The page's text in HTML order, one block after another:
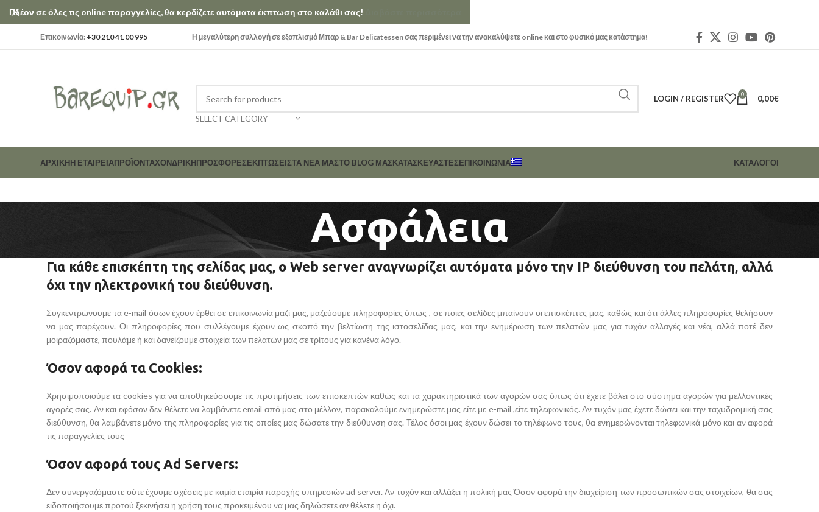
Επικοινωνία: +30 210 41 00 995 Η μεγαλύτερη συλλογή σε εξοπλισμό Μπαρ & Bar Delicatessen σας περιμένει να την ανακαλύψετε online και στο φυσικό μας κατάστημα!
SELECT CATEGORY
LOGIN / REGISTER 0 0,00€
ΑΡΧΙΚΗΗ ΕΤΑΙΡΕΊΑΠΡΟΪΟΝΤΑΧΟΝΔΡΙΚΗΠΡΟΣΦΟΡΕΣΕΚΠΤΏΣΕΙΣΤΑ ΝΕΑ ΜΑΣΤΟ BLOG ΜΑΣΚΑΤΑΣΚΕΥΑΣΤΈΣΕΠΙΚΟΙΝΩΝΊΑ ΚΑΤΑΛΟΓΟΙ
Ασφάλεια
Για κάθε επισκέπτη της σελίδας μας, ο Web server αναγνωρίζει αυτόματα μόνo την IP διεύθυνση του πελάτη, αλλά
όχι την ηλεκτρονική του διεύθυνση.
Συγκεντρώνουμε τα e-mail όσων έχουν έρθει σε επικοινωνία μαζί μας, μαζεύουμε πληροφορίες όπως , σε ποιες σελίδες μπαίνουν οι επισκέπτες μας, καθώς και ότι άλλες πληροφορίες θελήσουν
να μας παρέχουν. Οι πληροφορίες που συλλέγουμε έχουν ως σκοπό την βελτίωση της ιστοσελίδας μας, και την ενημέρωση των πελατών μας για τυχόν αλλαγές και νέα, αλλά ποτέ δεν
μοιραζόμαστε, πουλάμε ή και δανείζουμε στοιχεία των πελατών μας σε τρίτους για κανένα λόγο.
Όσον αφορά τα Cookies:
Χρησιμοποιούμε τα cookies για να αποθηκεύσουμε τις προτιμήσεις των επισκεπτών καθώς και τα χαρακτηριστικά των αγορών σας όπως ότι έχετε βάλει στο σύστημα αγορών για μελλοντικές
αγορές σας. Αν και εφόσον δεν θέλετε να λαμβάνετε email από μας στο μέλλον, παρακαλούμε ενημερώστε μας είτε με e-mail ,είτε τηλεφωνικός. Αν τυχόν μας έχετε δώσει και την ταχυδρομική σας
διεύθυνση, θα λαμβάνετε μόνο της πληροφορίες για τις οποίες μας δώσατε την διεύθυνση σας. Τέλος όσοι μας έχουν δώσει το τηλέφωνο τους, θα ενημερώνονται τηλεφωνικά μόνο και αν αφορά
τις παραγγελίες τους
Όσον αφορά τους Ad Servers:
Δεν συνεργαζόμαστε ούτε έχουμε σχέσεις με καμία εταιρία παροχής υπηρεσιών ad server. Αν τυχόν και αλλάξει η πολική μας Όσον αφορά την διαχείριση των προσωπικών σας στοιχείων, θα σας
ειδοποιήσουμε προτού ξεκινήσει η χρήση τους προκειμένου να μας δηλώσετε αν θέλετε η όχι.
Πλέον σε όλες τις online παραγγελίες, θα κερδίζετε αυτόματα έκπτωση στο καλάθι σας!